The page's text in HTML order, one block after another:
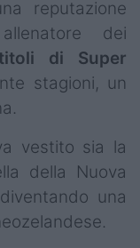
reputazione
dei
di Super
stagioni, un
vestito sia la
della Nuova
una